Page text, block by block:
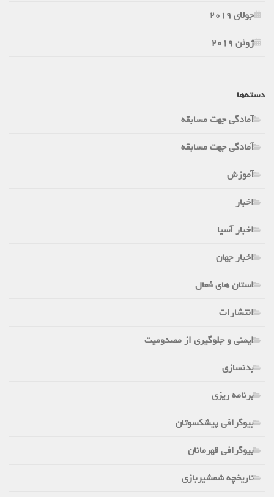
جولای 2019
ژوئن 2019
دسته‌ها
آمادگی جهت مسابقه
آمادگی جهت مسابقه
آموزش
اخبار
اخبار آسیا
اخبار جهان
استان های فعال
انتشارات
ایمنی و جلوگیری از مصدومیت
بدنسازی
برنامه ریزی
بیوگرافی پیشکسوتان
بیوگرافی قهرمانان
تاریخچه شمشیربازی